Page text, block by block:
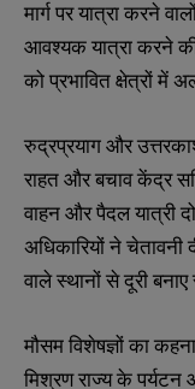
मार्ग पर यात्रा करने
आवश्यक यात्रा करने
को प्रभावित क्षेत्रों में
रुद्रप्रयाग और
राहत और बचाव केंद्र
वाहन और पैदल यात्री
अधिकारियों ने चेतावनी
वाले स्थानों से दूरी बनाए
मौसम विशेषज्ञों का कहना
मिश्रण राज्य के पर्यटन